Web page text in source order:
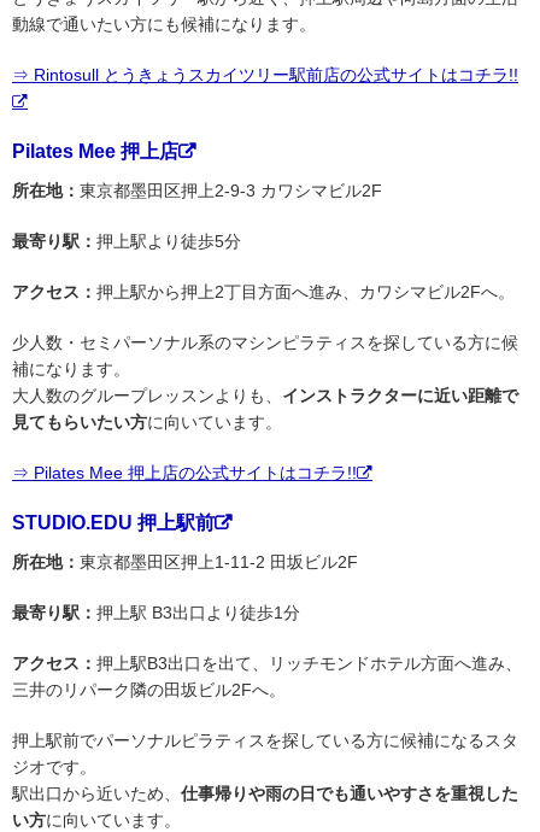
動線で通いたい方にも候補になります。
⇒ Rintosull とうきょうスカイツリー駅前店の公式サイトはコチラ!!
Pilates Mee 押上店
所在地： 東京都墨田区押上2-9-3 カワシマビル2F
最寄り駅： 押上駅より徒歩5分
アクセス： 押上駅から押上2丁目方面へ進み、カワシマビル2Fへ。
少人数・セミパーソナル系のマシンピラティスを探している方に候
補になります。
大人数のグループレッスンよりも、 インストラクターに近い距離で
見てもらいたい方に向いています。
⇒ Pilates Mee 押上店の公式サイトはコチラ!!
STUDIO.EDU 押上駅前
所在地： 東京都墨田区押上1-11-2 田坂ビル2F
最寄り駅： 押上駅 B3出口より徒歩1分
アクセス： 押上駅B3出口を出て、リッチモンドホテル方面へ進み、
三井のリパーク隣の田坂ビル2Fへ。
押上駅前でパーソナルピラティスを探している方に候補になるスタ
ジオです。
駅出口から近いため、 仕事帰りや雨の日でも通いやすさを重視した
い方に向いています。